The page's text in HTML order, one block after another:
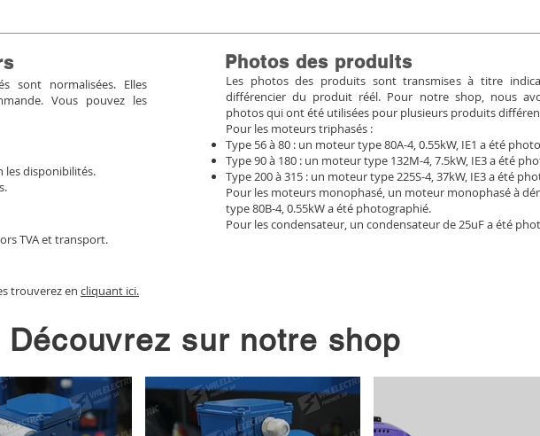
sont normalisées. Elles
Vous pouvez les
les disponibilités.
TVA et transport.
trouverez en cliquant ici.
Photos des produits
Les photos des produits sont transmises à titre
différencier du produit réél. Pour notre shop, nous
photos qui ont été utilisées pour plusieurs produits
Pour les moteurs triphasés :
Type 56 à 80 : un moteur type 80A-4, 0.55kW, IE1 a été
Type 90 à 180 : un moteur type 132M-4, 7.5kW, IE3 a été
Type 200 à 315 : un moteur type 225S-4, 37kW, IE3 a été
Pour les moteurs monophasé, un moteur monophasé à
type 80B-4, 0.55kW a été photographié.
Pour les condensateur, un condensateur de 25uF a été
Découvrez sur notre shop